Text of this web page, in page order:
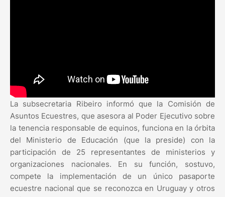
La subsecretaria Ribeiro informó que la Comisión de
Asuntos Ecuestres, que asesora al Poder Ejecutivo sobre
la tenencia responsable de equinos, funciona en la órbita
del Ministerio de Educación (que la preside) con la
participación de 25 representantes de ministerios y
organizaciones nacionales. En su función, sostuvo,
compete la implementación de un único pasaporte
ecuestre nacional que se reconozca en Uruguay y otros